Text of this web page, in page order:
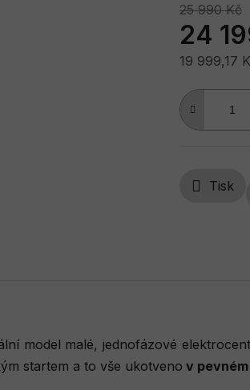
25 990 Kč
24
19 999,17
Měrná
Tisk
model malé, jednofázové
startem a to vše ukotveno v